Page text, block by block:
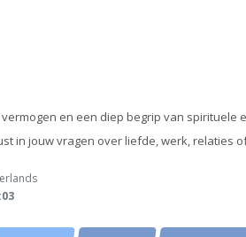
en een diep begrip van spirituele
in jouw vragen over liefde, werk, relaties